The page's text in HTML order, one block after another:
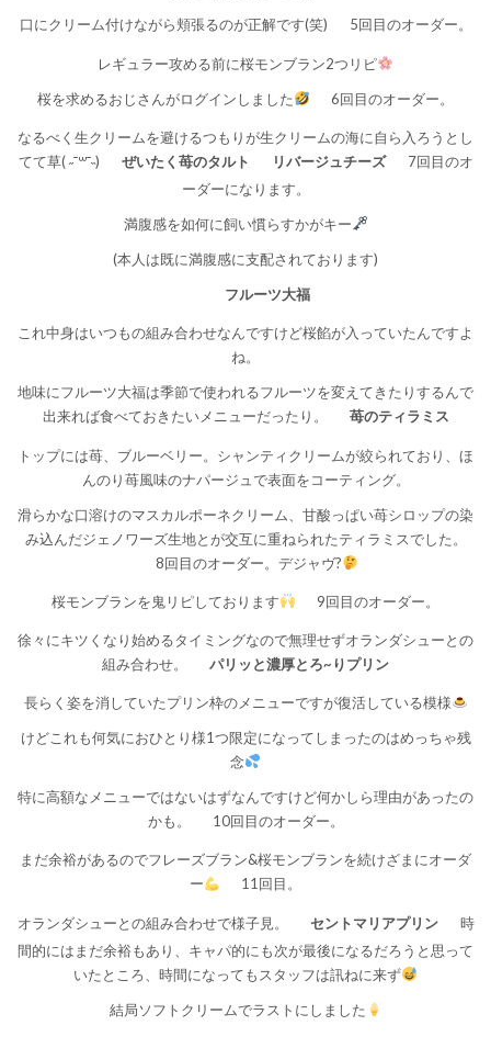
口にクリーム付けながら頬張るのが正解です(笑)
5回目のオーダー。
レギュラー攻める前に桜モンブラン2つリピ
桜を求めるおじさんがログインしました
6回目のオーダー。
なるべく生クリームを避けるつもりが生クリームの海に自ら入ろうとし
てて草( ˶¯꒳¯˵)
ぜいたく苺のタルト リバージュチーズ
7回目のオ
ーダーになります。
満腹感を如何に飼い慣らすかがキー
(本人は既に満腹感に支配されております)
フルーツ大福
これ中身はいつもの組み合わせなんですけど桜餡が入っていたんですよ
ね。
地味にフルーツ大福は季節で使われるフルーツを変えてきたりするんで
出来れば食べておきたいメニューだったり。
苺のティラミス
トップには苺、ブルーベリー。シャンティクリームが絞られており、ほ
んのり苺風味のナパージュで表面をコーティング。
滑らかな口溶けのマスカルポーネクリーム、甘酸っぱい苺シロップの染
み込んだジェノワーズ生地とが交互に重ねられたティラミスでした。
8回目のオーダー。デジャヴ?
桜モンブランを鬼リピしております 9回目のオーダー。
徐々にキツくなり始めるタイミングなので無理せずオランダシューとの
組み合わせ。
パリッと濃厚とろ~りプリン
長らく姿を消していたプリン枠のメニューですが復活している模様
けどこれも何気におひとり様1つ限定になってしまったのはめっちゃ残
念
特に高額なメニューではないはずなんですけど何かしら理由があったの
かも。
10回目のオーダー。
まだ余裕があるのでフレーズブラン&桜モンブランを続けざまにオーダ
ー
11回目。
オランダシューとの組み合わせで様子見。 セントマリアプリン
時
間的にはまだ余裕もあり、キャパ的にも次が最後になるだろうと思って
いたところ、時間になってもスタッフは訊ねに来ず
結局ソフトクリームでラストにしました